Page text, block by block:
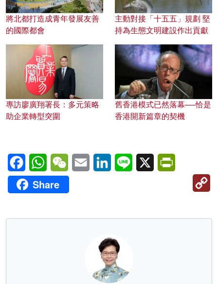
將北都打造成青年發展友善
的國際都會
主動對接「十五五」規劃 堅
持為生態文明建設作出貢獻
專訪廖廣翔署長：多元策略
助企業轉型突圍
舊香港模式已然落幕──恰是
香港開新篇章的契機
FacebookWhatsAppWeChatEmail LinkedInLine X
Share